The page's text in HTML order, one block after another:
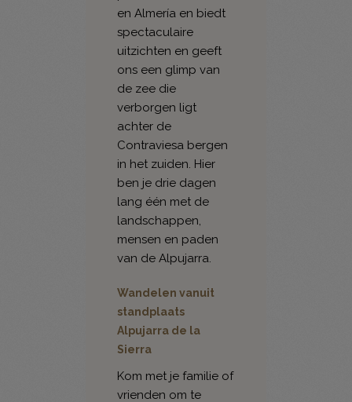
en Almería en biedt
spectaculaire
uitzichten en geeft
ons een glimp van
de zee die
verborgen ligt
achter de
Contraviesa bergen
in het zuiden. Hier
ben je drie dagen
lang één met de
landschappen,
mensen en paden
van de Alpujarra.
Wandelen vanuit
standplaats
Alpujarra de la
Sierra
Kom met je familie of
vrienden om te